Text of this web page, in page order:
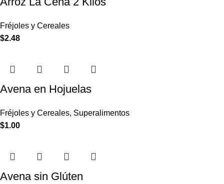
Fréjoles y Cereales
$2.48
Avena en Hojuelas
Fréjoles y Cereales, Superalimentos
$1.00
Avena sin Glúten